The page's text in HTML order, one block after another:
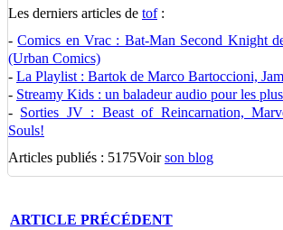
Les derniers articles de tof:
-Comics en Vrac : Bat-Man Second Knight
(Urban Comics)
- La Playlist : Bartok de Marco Bartoccioni,
- Streamy Kids : un baladeur audio pour les
- Sorties JV : Beast of Reincarnation,
Souls!
Articles publiés : 5175Voirson blog
ARTICLE PRÉCÉDENT